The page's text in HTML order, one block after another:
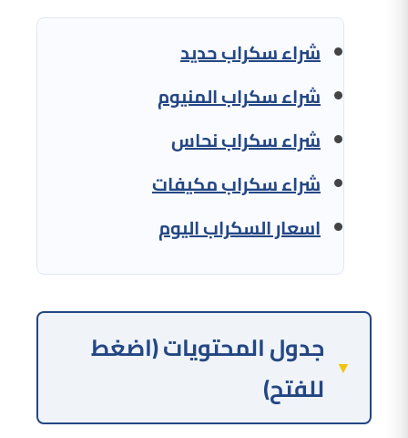
شراء سكراب حديد
شراء سكراب المنيوم
شراء سكراب نحاس
شراء سكراب مكيفات
اسعار السكراب اليوم
جدول المحتويات (اضغط
للفتح)